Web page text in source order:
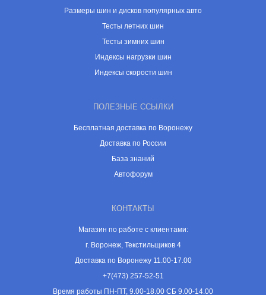
Размеры шин и дисков популярных авто
Тесты летних шин
Тесты зимних шин
Индексы нагрузки шин
Индексы скорости шин
ПОЛЕЗНЫЕ ССЫЛКИ
Бесплатная доставка по Воронежу
Доставка по России
База знаний
Автофорум
КОНТАКТЫ
Магазин по работе с клиентами:
г. Воронеж, Текстильщиков 4
Доставка по Воронежу 11.00-17.00
+7(473) 257-52-51
Время работы ПН-ПТ, 9.00-18.00 СБ 9.00-14.00